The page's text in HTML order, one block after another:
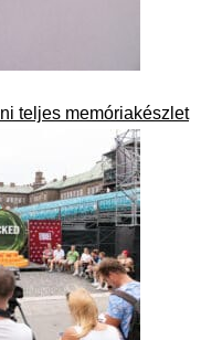
teljes memóriakészlet